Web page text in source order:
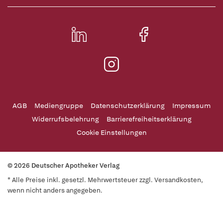
AGB Mediengruppe Datenschutzerklärung
Impressum
Widerrufsbelehrung
Barrierefreiheitserklärung
Cookie Einstellungen
© 2026 Deutscher Apotheker Verlag
* Alle Preise inkl. gesetzl. Mehrwertsteuer zzgl. Versandkosten,
wenn nicht anders angegeben.